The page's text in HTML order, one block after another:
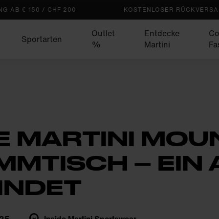
AB € 150 / CHF 200 KOSTENLOSER
Sportarten
Outlet
%
Entdecke
Martini
MARTINI
– EIN